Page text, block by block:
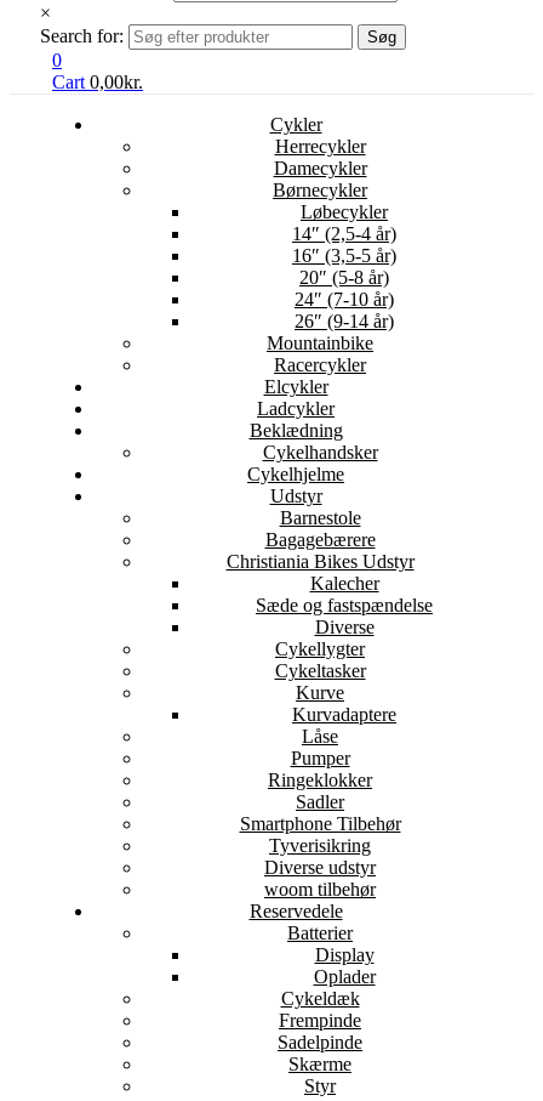
×
Search for:
Søg
0
Cart 0,00kr.
Cykler
Herrecykler
Damecykler
Børnecykler
Løbecykler
14″ (2,5-4 år)
16″ (3,5-5 år)
20″ (5-8 år)
24″ (7-10 år)
26″ (9-14 år)
Mountainbike
Racercykler
Elcykler
Ladcykler
Beklædning
Cykelhandsker
Cykelhjelme
Udstyr
Barnestole
Bagagebærere
Christiania Bikes Udstyr
Kalecher
Sæde og fastspændelse
Diverse
Cykellygter
Cykeltasker
Kurve
Kurvadaptere
Låse
Pumper
Ringeklokker
Sadler
Smartphone Tilbehør
Tyverisikring
Diverse udstyr
woom tilbehør
Reservedele
Batterier
Display
Oplader
Cykeldæk
Frempinde
Sadelpinde
Skærme
Styr